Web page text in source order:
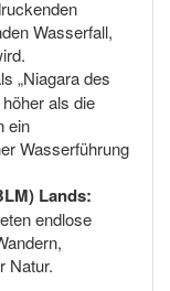
Wasserfall,
„Niagara des
als die
ein
Wasserführung
Lands:
endlose
Natur.